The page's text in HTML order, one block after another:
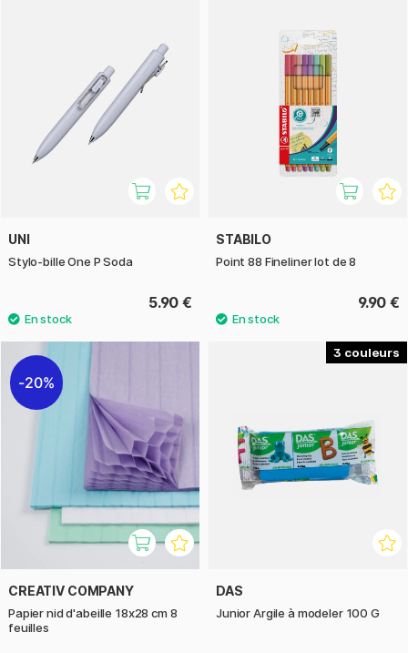
UNI
Stylo-bille One P Soda
5.90 €
STABILO
Point 88 Fineliner lot de 8
9.90 €
20%
CREATIV COMPANY
Papier nid d'abeille 18x28 cm 8
feuilles
3
DAS
Junior Argile à modeler 100 G